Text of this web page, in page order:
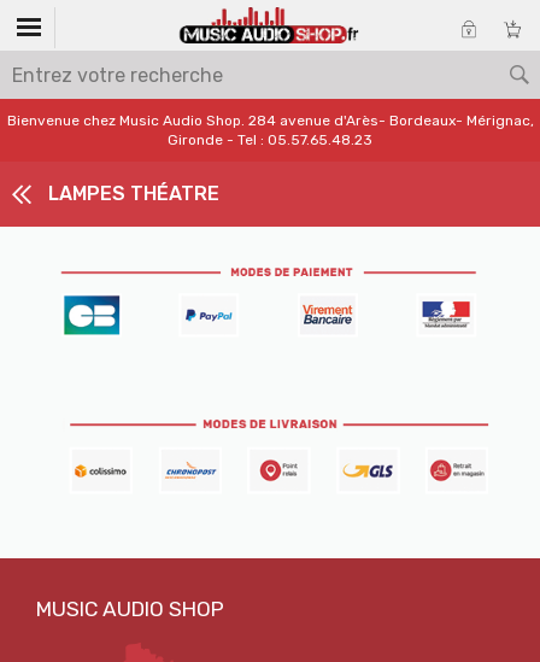
Bienvenue chez Music Audio Shop. 284 avenue d'Arès- Bordeaux- Mérignac,
Gironde - Tel : 05.57.65.48.23
LAMPES THÉATRE